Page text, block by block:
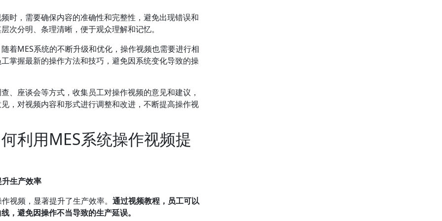
时，需要确保内容的准确性和完整性，避免出现错误和
次分明、条理清晰，便于观众理解和记忆。
着MES系统的不断升级和优化，操作视频也需要进行相
掌握最新的操作方法和技巧，避免因系统变化导致的操
、座谈会等方式，收集员工对操作视频的意见和建议，
，对视频内容和形式进行调整和改进，不断提高操作视
利用MES系统操作视频提
生产效率
视频，显著提升了生产效率。通过视频教程，员工可以
，避免因操作不当导致的生产延误。